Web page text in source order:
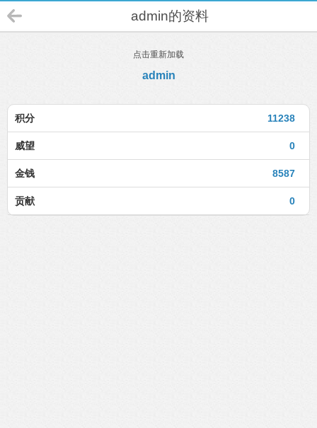
admin的资料
点击重新加载
admin
11238
积分
0
威望
8587
金钱
0
贡献